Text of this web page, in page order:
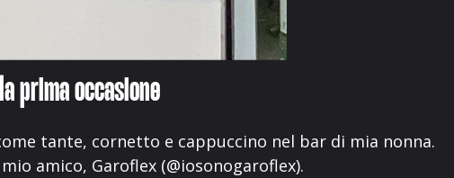
prima occasione
tante, cornetto e cappuccino nel bar di mia nonna.
amico, Garoflex (@iosonogaroflex).